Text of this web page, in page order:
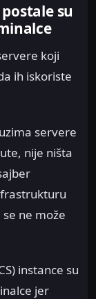
su
koji
ih iskoriste
servere
nije ništa
ne može
instance su
jer